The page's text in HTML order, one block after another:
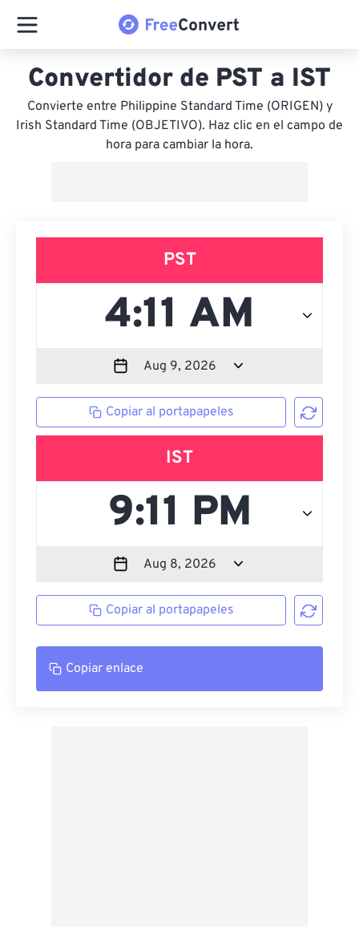
Convertidor de PST a IST
Convierte entre Philippine Standard Time (ORIGEN) y
Irish Standard Time (OBJETIVO). Haz clic en el campo de
hora para cambiar la hora.
PST
Copiar al portapapeles
IST
Copiar al portapapeles
Copiar enlace